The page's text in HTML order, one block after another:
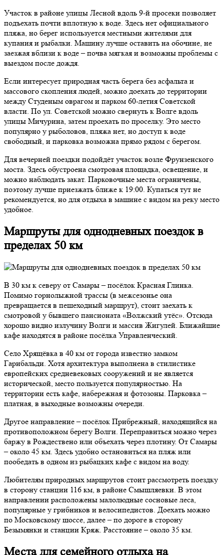
Участок в районе улицы Лесной вдоль 9-й просеки позволяет
подъехать почти вплотную к воде. Здесь нет официального
пляжа, но берег используется местными жителями для
купания и рыбалки. Машину лучше оставить на обочине, не
заезжая вблизи к воде – почва мягкая и возможны проблемы с
выездом после дождя.
Если интересует природная часть берега без асфальта и
массового скопления людей, можно доехать до территории
между Студеным оврагом и парком 60-летия Советской
власти. По ул. Советской можно свернуть к Волге вдоль
улицы Мичурина, затем проехать по проселку. Это место
популярно у рыболовов, пляжа нет, но доступ к воде
свободный, и парковка возможна прямо рядом с берегом.
Для вечерней поездки подойдёт участок возле Фрунзенского
моста. Здесь обустроена смотровая площадка, освещение, и
можно наблюдать закат. Парковочные места ограничены,
поэтому лучше приезжать ближе к 19:00. Купаться тут не
рекомендуется, но для отдыха в машине с видом на реку место
удобное.
Маршруты для однодневных поездок в
пределах 50 км
В 30 км к северу от Самары – посёлок Красная Глинка.
Помимо горнолыжной трассы (в межсезонье она
превращается в пешеходный маршрут), стоит заехать к
смотровой у бывшего пансионата «Волжский утёс». Отсюда
хорошо видно излучину Волги и массив Жигулей. Ближайшие
кафе находятся в районе посёлка Управленческий.
Село Хрящёвка в 40 км от города известно замком
Гарибальди. Хотя архитектура выполнена в стилистике
европейских средневековых сооружений и не является
исторической, место пользуется популярностью. На
территории есть кафе, набережная и фотозоны. Парковка –
платная, в выходные возможны очереди.
Другое направление – посёлок Прибрежный, находящийся на
противоположном берегу Волги. Переправиться можно через
баржу в Рождествено или объехать через плотину. От Самары
– около 45 км. Здесь удобно остановиться на пляж или
пообедать в одном из рыбацких кафе с видом на воду.
Любителям природных маршрутов стоит рассмотреть поездку
в сторону станции 116 км, в районе Смышляевки. В этом
направлении расположены малолюдные сосновые леса,
популярные у грибников и велосипедистов. Доехать можно
по Московскому шоссе, далее – по дороге в сторону
Безымянки и станции Кряж. Расстояние – около 35 км.
Места для семейного отдыха на